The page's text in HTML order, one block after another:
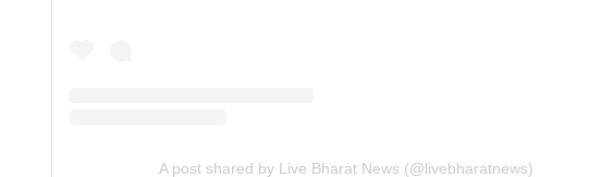
A post shared by Live Bharat News (@livebharatnews)